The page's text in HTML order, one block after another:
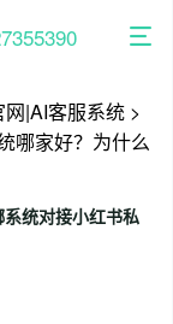
|AI客服系统 >
哪家好？为什么
统对接小红书私